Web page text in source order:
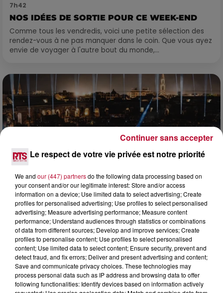
7h42
NOS IDÉES DE SORTIE POUR CE WEEK-END
Comme tous les vendredis, voici une petite sélection des
rendez-vous à ne pas manquer dans le coin. Que vous ayez
envie de voyager à l'autre bout du monde,...
6 août 2026
NÎMES : « LE RÊVE DU GLADIATEUR » INVESTIT
LES ARÈNES CES 3...
Après un franc succès l'été dernier, le spectacle « Le Rêve
du gladiateur » revient illuminer l'amphithéâtre romain les 6,
7 et 8 août. Une fresque nocturne...
Le respect de votre vie privée est notre priorité
We and our (447) partnersdo the following data processing based on
your consent and/or our legitimate interest: Store and/or access
information on a device; Use limited data to select advertising; Create
profiles for personalised advertising; Use profiles to select personalised
advertising; Measure advertising performance; Measure content
performance; Understand audiences through statistics or combinations
of data from different sources; Develop and improve services; Create
profiles to personalise content; Use profiles to select personalised
content; Use limited data to select content; Ensure security, prevent and
detect fraud, and fix errors; Deliver and present advertising and content;
Save and communicate privacy choices. These technologies may
process personal data such as IP address and browsing data to offer
following functionalities: Identify devices based on information actively
Continuer sans accepter